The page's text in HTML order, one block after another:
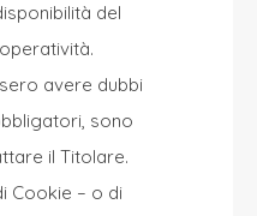
del
avere dubbi
sono
il Titolare.
Cookie – o di